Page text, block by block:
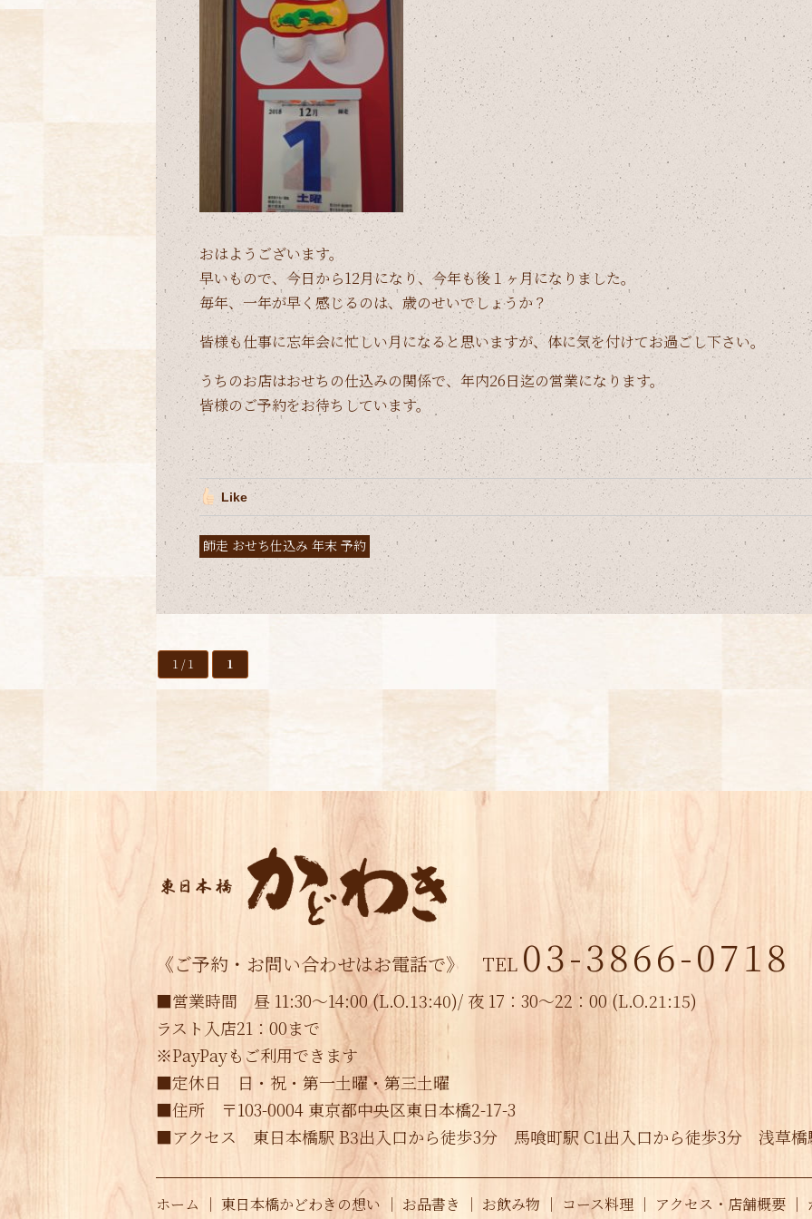
おはようございます。
早いもので、今日から12月になり、今年も後１ヶ月になりました。
毎年、一年が早く感じるのは、歳のせいでしょうか？
皆様も仕事に忘年会に忙しい月になると思いますが、体に気を付けてお過ごし下さい。
うちのお店はおせちの仕込みの関係で、年内26日迄の営業になります。
皆様のご予約をお待ちしています。
Like
師走 おせち仕込み 年末 予約
1 / 1 1
《ご予約・お問い合わせはお電話で》 TEL 03-3866-0718
■営業時間 昼 11:30～14:00 (L.O.13:40)/ 夜 17：30～22：00 (L.O.21:15)
ラスト入店21：00まで
※PayPayもご利用できます
■定休日 日・祝・第一土曜・第三土曜
■住所 〒103-0004 東京都中央区東日本橋2-17-3
■アクセス 東日本橋駅 B3出入口から徒歩3分 馬喰町駅 C1出入口から徒歩3分 浅草
ホーム ｜ 東日本橋かどわきの想い ｜ お品書き ｜ お飲み物 ｜ コース料理 ｜ アクセス・店舗概要 ｜